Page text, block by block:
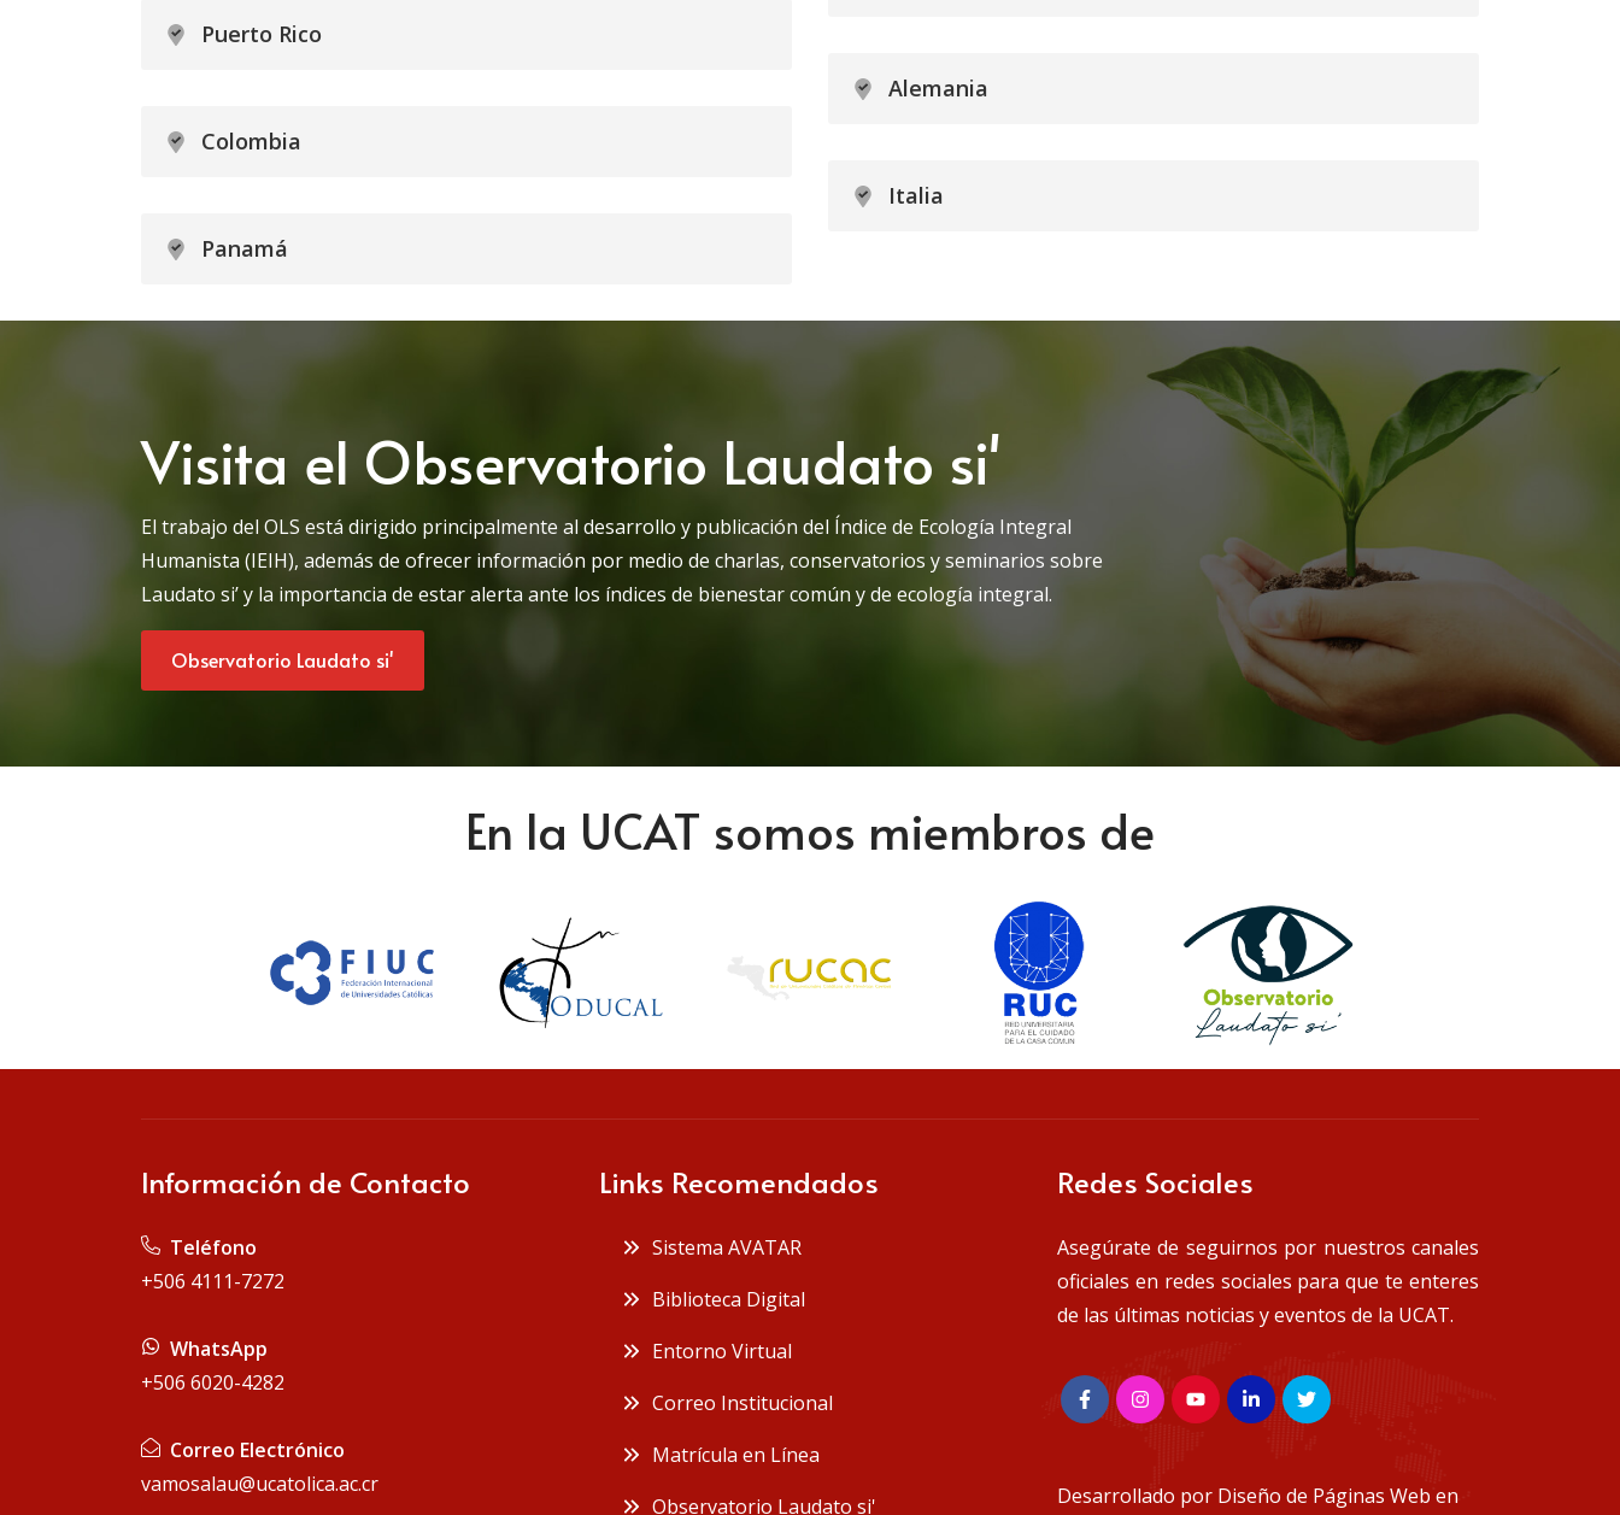
Puerto Rico
Colombia
Panamá
Alemania
Italia
Visita el Observatorio Laudato si'
El trabajo del OLS está dirigido principalmente al desarrollo y publicación del Índice de Ecología Integral
Humanista (IEIH), además de ofrecer información por medio de charlas, conservatorios y seminarios sobre
Laudato si’ y la importancia de estar alerta ante los índices de bienestar común y de ecología integral.
Observatorio Laudato si'
En la UCAT somos miembros de
Información de Contacto
Teléfono
+506 4111-7272
WhatsApp
+506 6020-4282
Correo Electrónico
vamosalau@ucatolica.ac.cr
Links Recomendados
Sistema AVATAR
Biblioteca Digital
Entorno Virtual
Correo Institucional
Matrícula en Línea
Observatorio Laudato si'
Redes Sociales
Asegúrate de seguirnos por nuestros canales
oficiales en redes sociales para que te enteres
de las últimas noticias y eventos de la UCAT.
Desarrollado por Diseño de Páginas Web en